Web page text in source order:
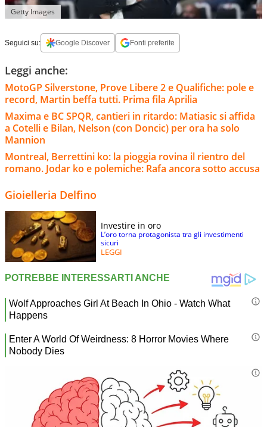
Getty Images
Seguici su: Google Discover Fonti preferite
Leggi anche:
MotoGP Silverstone, Prove Libere 2 e Qualifiche: pole e
record, Martin beffa tutti. Prima fila Aprilia
Maxima e BC SPQR, cantieri in ritardo: Matiasic si affida
a Cotelli e Bilan, Nelson (con Doncic) per ora ha solo
Mannion
Montreal, Berrettini ko: la pioggia rovina il rientro del
romano. Jodar ko e polemiche: Rafa ancora sotto accusa
Gioielleria Delfino
Investire in oro
L’oro torna protagonista tra gli investimenti
sicuri
LEGGI